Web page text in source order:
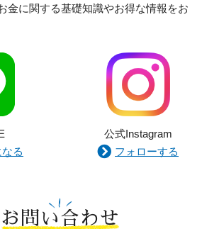
金に関する基礎知識やお得な情報をお
る
公式Instagram
フォローする
お問い合わせ